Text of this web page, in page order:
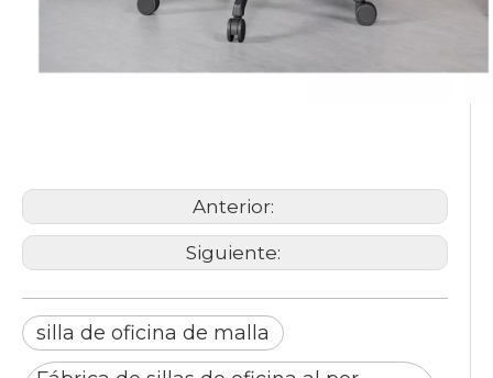
Anterior:
Siguiente:
silla de oficina de malla